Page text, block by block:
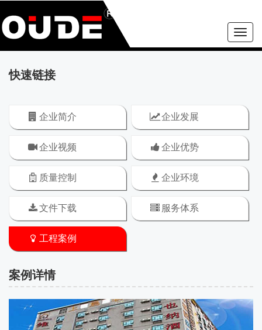
Toggle
快速链接
企业简介 企业发展
企业视频 企业优势
质量控制 企业环境
文件下载 服务体系
工程案例
案例详情